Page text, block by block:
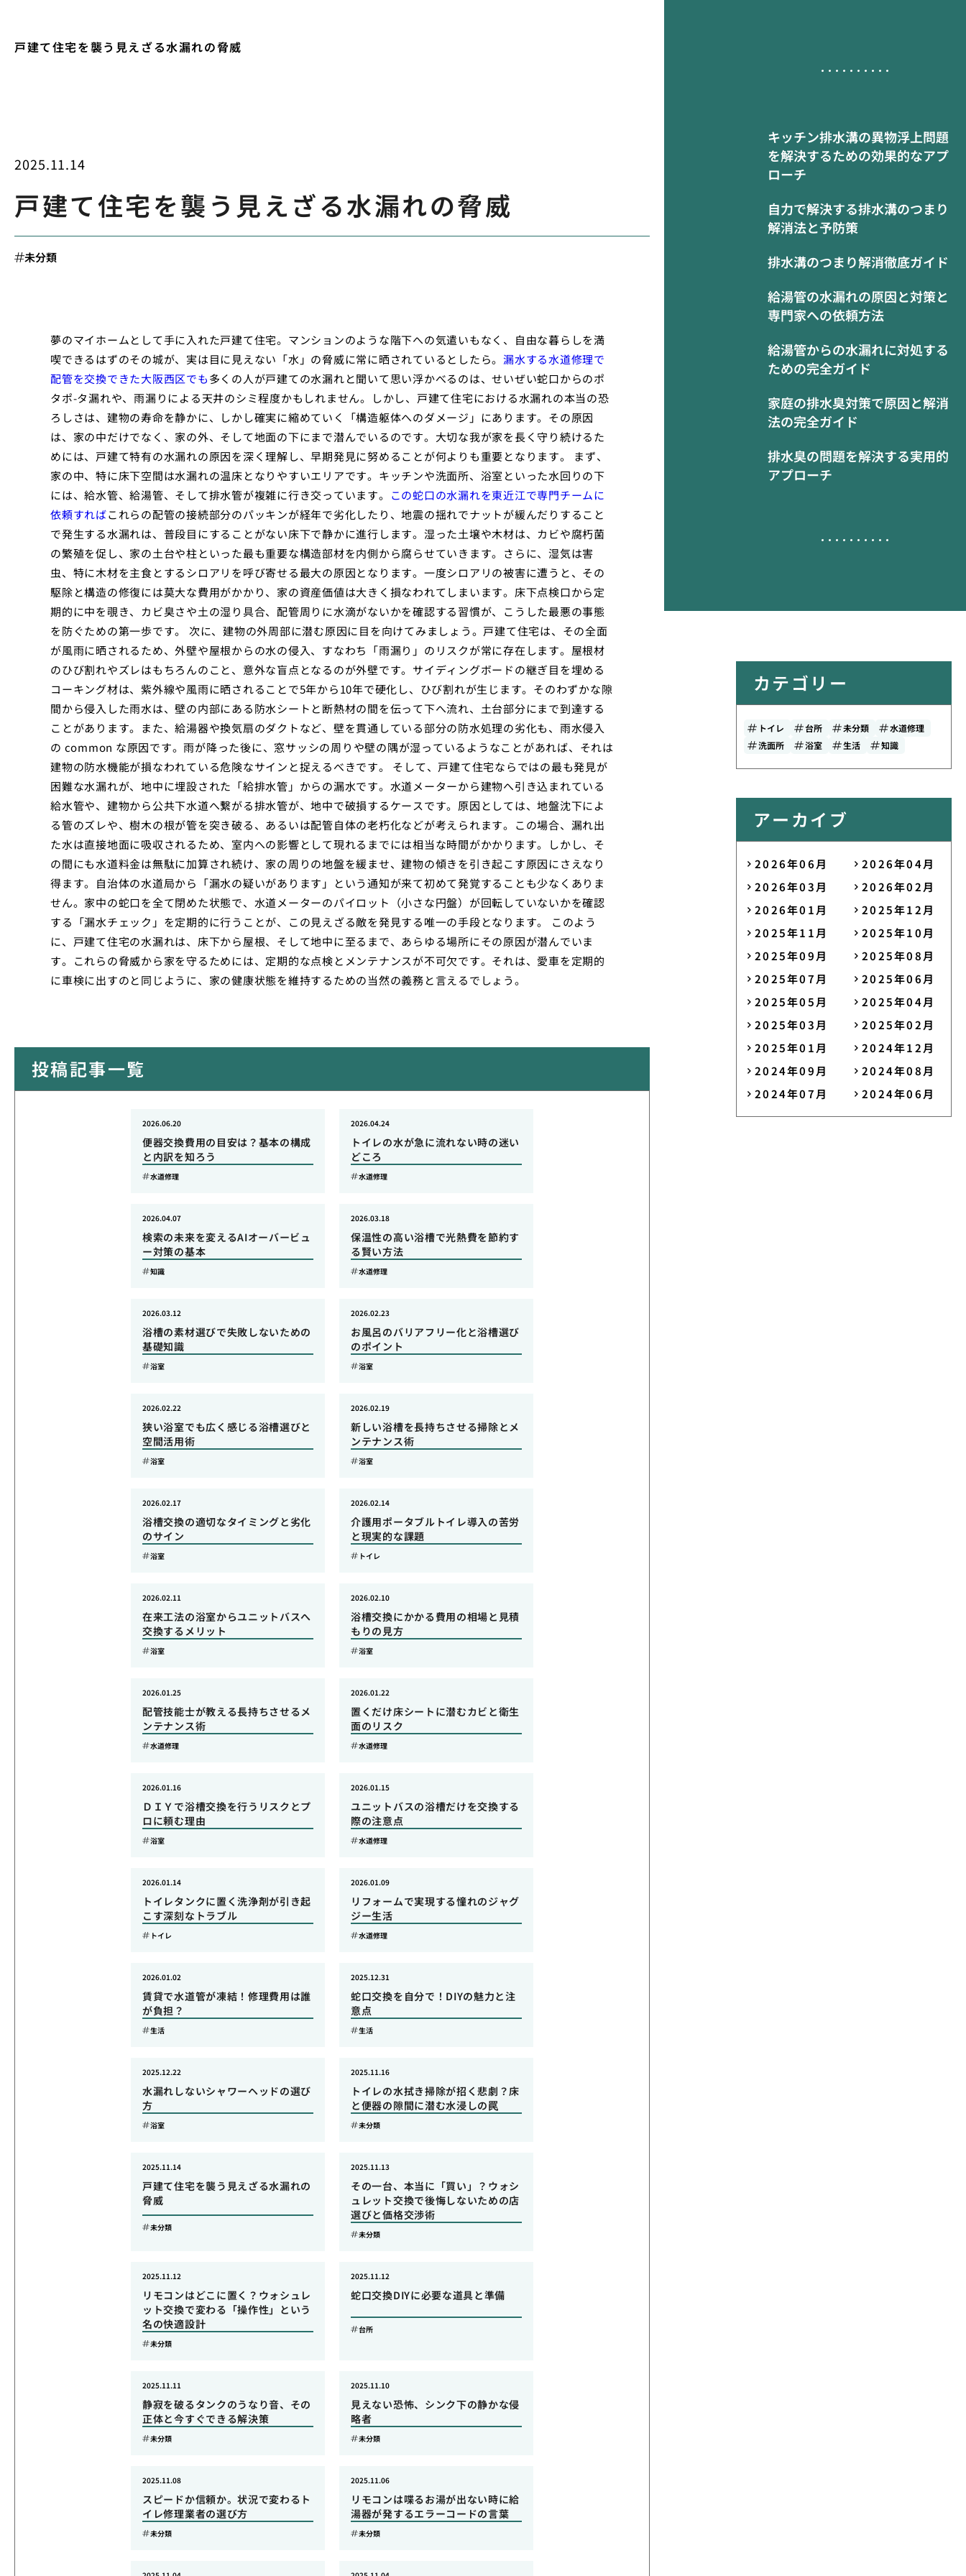
戸建て住宅を襲う見えざる水漏れの脅威
キッチン排水溝の異物浮上問題
を解決するための効果的なアプ
ローチ
自力で解決する排水溝のつまり
解消法と予防策
排水溝のつまり解消徹底ガイド
給湯管の水漏れの原因と対策と
専門家への依頼方法
給湯管からの水漏れに対処する
ための完全ガイド
家庭の排水臭対策で原因と解消
法の完全ガイド
排水臭の問題を解決する実用的
アプローチ
2025.11.14
戸建て住宅を襲う見えざる水漏れの脅威
未分類
夢のマイホームとして手に入れた戸建て住宅。マンションのような階下への気遣いもなく、自由な暮らしを満
喫できるはずのその城が、実は目に見えない「水」の脅威に常に晒されているとしたら。 漏水する水道修理で
配管を交換できた大阪西区でも多くの人が戸建ての水漏れと聞いて思い浮かべるのは、せいぜい蛇口からのポ
タポ-タ漏れや、雨漏りによる天井のシミ程度かもしれません。しかし、戸建て住宅における水漏れの本当の恐
ろしさは、建物の寿命を静かに、しかし確実に縮めていく「構造躯体へのダメージ」にあります。その原因
は、家の中だけでなく、家の外、そして地面の下にまで潜んでいるのです。大切な我が家を長く守り続けるた
めには、戸建て特有の水漏れの原因を深く理解し、早期発見に努めることが何よりも重要となります。 まず、
家の中、特に床下空間は水漏れの温床となりやすいエリアです。キッチンや洗面所、浴室といった水回りの下
には、給水管、給湯管、そして排水管が複雑に行き交っています。 この蛇口の水漏れを東近江で専門チームに
依頼すればこれらの配管の接続部分のパッキンが経年で劣化したり、地震の揺れでナットが緩んだりすること
で発生する水漏れは、普段目にすることがない床下で静かに進行します。湿った土壌や木材は、カビや腐朽菌
の繁殖を促し、家の土台や柱といった最も重要な構造部材を内側から腐らせていきます。さらに、湿気は害
虫、特に木材を主食とするシロアリを呼び寄せる最大の原因となります。一度シロアリの被害に遭うと、その
駆除と構造の修復には莫大な費用がかかり、家の資産価値は大きく損なわれてしまいます。床下点検口から定
期的に中を覗き、カビ臭さや土の湿り具合、配管周りに水滴がないかを確認する習慣が、こうした最悪の事態
を防ぐための第一歩です。 次に、建物の外周部に潜む原因に目を向けてみましょう。戸建て住宅は、その全面
が風雨に晒されるため、外壁や屋根からの水の侵入、すなわち「雨漏り」のリスクが常に存在します。屋根材
のひび割れやズレはもちろんのこと、意外な盲点となるのが外壁です。サイディングボードの継ぎ目を埋める
コーキング材は、紫外線や風雨に晒されることで5年から10年で硬化し、ひび割れが生じます。そのわずかな隙
間から侵入した雨水は、壁の内部にある防水シートと断熱材の間を伝って下へ流れ、土台部分にまで到達する
ことがあります。また、給湯器や換気扇のダクトなど、壁を貫通している部分の防水処理の劣化も、雨水侵入
の common な原因です。雨が降った後に、窓サッシの周りや壁の隅が湿っているようなことがあれば、それは
建物の防水機能が損なわれている危険なサインと捉えるべきです。 そして、戸建て住宅ならではの最も発見が
困難な水漏れが、地中に埋設された「給排水管」からの漏水です。水道メーターから建物へ引き込まれている
給水管や、建物から公共下水道へ繋がる排水管が、地中で破損するケースです。原因としては、地盤沈下によ
る管のズレや、樹木の根が管を突き破る、あるいは配管自体の老朽化などが考えられます。この場合、漏れ出
た水は直接地面に吸収されるため、室内への影響として現れるまでには相当な時間がかかります。しかし、そ
の間にも水道料金は無駄に加算され続け、家の周りの地盤を緩ませ、建物の傾きを引き起こす原因にさえなり
得ます。自治体の水道局から「漏水の疑いがあります」という通知が来て初めて発覚することも少なくありま
せん。家中の蛇口を全て閉めた状態で、水道メーターのパイロット（小さな円盤）が回転していないかを確認
する「漏水チェック」を定期的に行うことが、この見えざる敵を発見する唯一の手段となります。 このよう
に、戸建て住宅の水漏れは、床下から屋根、そして地中に至るまで、あらゆる場所にその原因が潜んでいま
す。これらの脅威から家を守るためには、定期的な点検とメンテナンスが不可欠です。それは、愛車を定期的
に車検に出すのと同じように、家の健康状態を維持するための当然の義務と言えるでしょう。
投稿記事一覧
便器交換費用の目安は？基本の構成
と内訳を知ろう
2026.06.20
水道修理
トイレの水が急に流れない時の迷い
どころ
2026.04.24
水道修理
検索の未来を変えるAIオーバービュ
ー対策の基本
2026.04.07
知識
保温性の高い浴槽で光熱費を節約す
る賢い方法
2026.03.18
水道修理
浴槽の素材選びで失敗しないための
基礎知識
2026.03.12
浴室
お風呂のバリアフリー化と浴槽選び
のポイント
2026.02.23
浴室
狭い浴室でも広く感じる浴槽選びと
空間活用術
2026.02.22
浴室
新しい浴槽を長持ちさせる掃除とメ
ンテナンス術
2026.02.19
浴室
浴槽交換の適切なタイミングと劣化
のサイン
2026.02.17
浴室
介護用ポータブルトイレ導入の苦労
と現実的な課題
2026.02.14
トイレ
在来工法の浴室からユニットバスへ
交換するメリット
2026.02.11
浴室
浴槽交換にかかる費用の相場と見積
もりの見方
2026.02.10
浴室
配管技能士が教える長持ちさせるメ
ンテナンス術
2026.01.25
水道修理
置くだけ床シートに潜むカビと衛生
面のリスク
2026.01.22
水道修理
ＤＩＹで浴槽交換を行うリスクとプ
ロに頼む理由
2026.01.16
浴室
ユニットバスの浴槽だけを交換する
際の注意点
2026.01.15
水道修理
トイレタンクに置く洗浄剤が引き起
こす深刻なトラブル
2026.01.14
トイレ
リフォームで実現する憧れのジャグ
ジー生活
2026.01.09
水道修理
賃貸で水道管が凍結！修理費用は誰
が負担？
2026.01.02
生活
蛇口交換を自分で！DIYの魅力と注
意点
2025.12.31
生活
水漏れしないシャワーヘッドの選び
方
2025.12.22
浴室
トイレの水拭き掃除が招く悲劇？床
と便器の隙間に潜む水浸しの罠
2025.11.16
未分類
戸建て住宅を襲う見えざる水漏れの
脅威
2025.11.14
未分類
その一台、本当に「買い」？ウォシ
ュレット交換で後悔しないための店
選びと価格交渉術
2025.11.13
未分類
リモコンはどこに置く？ウォシュレ
ット交換で変わる「操作性」という
名の快適設計
2025.11.12
未分類
蛇口交換DIYに必要な道具と準備
2025.11.12
台所
静寂を破るタンクのうなり音、その
正体と今すぐできる解決策
2025.11.11
未分類
見えない恐怖、シンク下の静かな侵
略者
2025.11.10
未分類
スピードか信頼か。状況で変わるト
イレ修理業者の選び方
2025.11.08
未分類
リモコンは喋るお湯が出ない時に給
湯器が発するエラーコードの言葉
2025.11.06
未分類
カテゴリー
トイレ 台所 未分類
水道修理
洗面所
浴室 生活 知識
アーカイブ
2026年06月
2026年04月
2026年03月
2026年02月
2026年01月
2025年12月
2025年11月
2025年10月
2025年09月
2025年08月
2025年07月
2025年06月
2025年05月
2025年04月
2025年03月
2025年02月
2025年01月
2024年12月
2024年09月
2024年08月
2024年07月
2024年06月